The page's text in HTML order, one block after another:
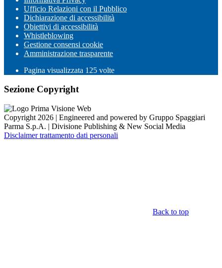
Ufficio Relazioni con il Pubblico
Dichiarazione di accessibilità
Obiettivi di accessibilità
Whistleblowing
Gestione consensi cookie
Amministrazione trasparente
Pagina visualizzata 125 volte
Sezione Copyright
Copyright 2026 | Engineered and powered by Gruppo Spaggiari
Parma S.p.A. | Divisione Publishing & New Social Media
Disclaimer trattamento dati personali
Back to top